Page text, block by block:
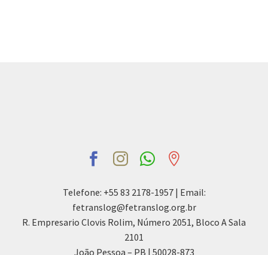
Telefone: +55 83 2178-1957 | Email:
fetranslog@fetranslog.org.br
R. Empresario Clovis Rolim, Número 2051, Bloco A Sala
2101
João Pessoa – PB | 50028-873